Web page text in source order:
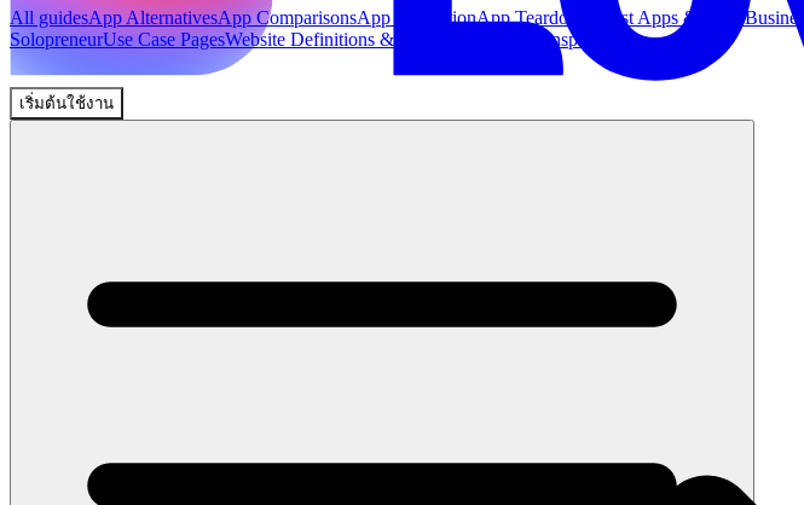
เริ่มต้นใช้งาน
All guidesApp AlternativesApp ComparisonsApp InspirationApp Teardowns Best Apps & ToolsBusiness
SolopreneurUse Case PagesWebsite Definitions & Explainers Website Inspiration